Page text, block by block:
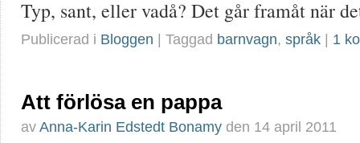
Typ, sant, eller vadå? Det går framåt när
Publicerad i Bloggen | Taggad barnvagn, språk 1
Att förlösa en pappa
av Anna-Karin Edstedt Bonamy den 14 april 2011